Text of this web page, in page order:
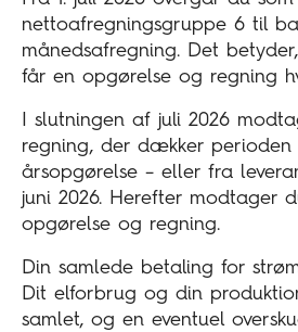
nettoafregningsgruppe 6 til
månedsafregning. Det
får en opgørelse og regning
I slutningen af juli 2026
regning, der dækker perioden
årsopgørelse – eller fra
juni 2026. Herefter modtager
opgørelse og regning.
Din samlede betaling for
Dit elforbrug og din
samlet, og en eventuel